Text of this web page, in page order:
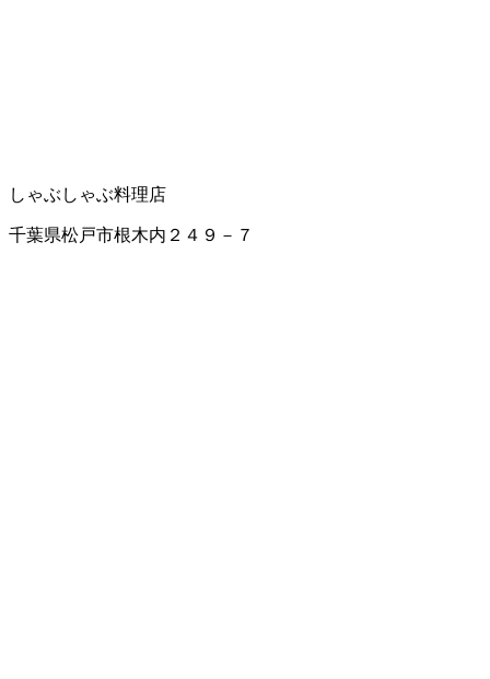
しゃぶしゃぶ料理店
千葉県松戸市根木内２４９－７